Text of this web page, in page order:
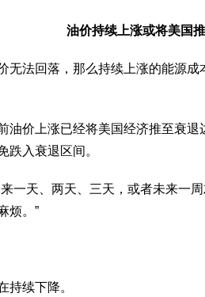
油价持续上涨或将美国
无法回落，那么持续上涨的能源成
油价上涨已经将美国经济推至衰
跌入衰退区间。
一天、两天、三天，或者未来一
烦。”
持续下降。